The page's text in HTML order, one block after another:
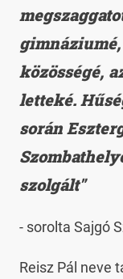
közösségé,
letteké.
során
szolgált"
- sorolta Sajgó
Reisz Pál neve